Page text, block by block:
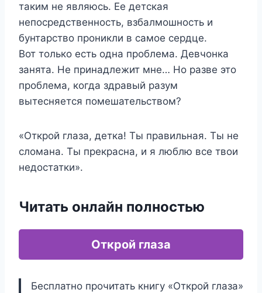
таким не являюсь. Ее детская
непосредственность, взбалмошность и
бунтарство проникли в самое сердце.
Вот только есть одна проблема. Девчонка
занята. Не принадлежит мне… Но разве это
проблема, когда здравый разум
вытесняется помешательством?
«Открой глаза, детка! Ты правильная. Ты не
сломана. Ты прекрасна, и я люблю все твои
недостатки».
Читать онлайн полностью
Открой глаза
Бесплатно прочитать книгу «Открой глаза»